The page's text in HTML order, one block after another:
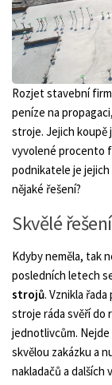
Rozjet stavební
peníze na
stroje. Jejich koupě
vyvolené procento
podnikatele je
nějaké řešení?
Skvělé
Kdyby neměla, tak
posledních letech
strojů. Vznikla
stroje ráda svěří do
jednotlivcům.
skvělou zakázku a
nakladačů a dalších